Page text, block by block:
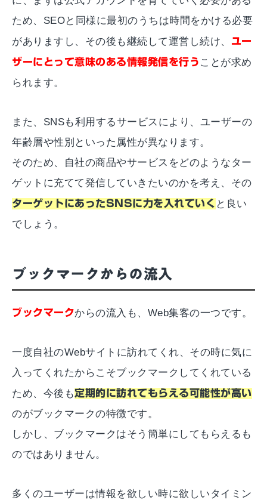
ため、SEOと同様に最初のうちは時間をかける必要
がありますし、その後も継続して運営し続け、
ユー
ザーにとって意味のある情報発信を行う ことが求め
られます。
また、SNSも利用するサービスにより、ユーザーの
年齢層や性別といった属性が異なります。
そのため、自社の商品やサービスをどのようなター
ゲットに充てて発信していきたいのかを考え、その
ターゲットにあったSNSに力を入れていく と良い
でしょう。
ブックマークからの流入
ブックマークからの流入も、Web集客の一つです。
一度自社のWebサイトに訪れてくれ、その時に気に
入ってくれたからこそブックマークしてくれている
ため、今後も定期的に訪れてもらえる可能性が高い
のがブックマークの特徴です。
しかし、ブックマークはそう簡単にしてもらえるも
のではありません。
多くのユーザーは情報を欲しい時に欲しいタイミン